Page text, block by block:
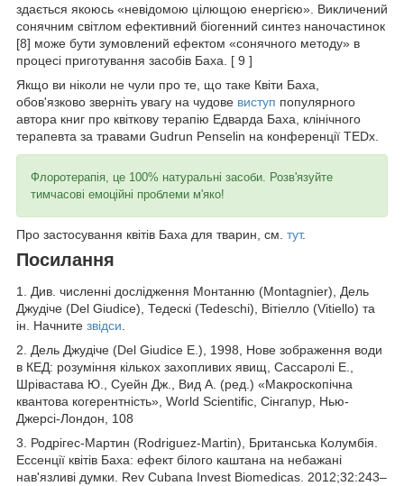
здається якоюсь «невідомою цілющою енергією». Викличений
сонячним світлом ефективний біогенний синтез наночастинок
[8] може бути зумовлений ефектом «сонячного методу» в
процесі приготування засобів Баха. [ 9 ]
Якщо ви ніколи не чули про те, що таке Квіти Баха,
обов'язково зверніть увагу на чудове виступ популярного
автора книг про квіткову терапію Едварда Баха, клінічного
терапевта за травами Gudrun Penselin на конференції TEDx.
Флоротерапія, це 100% натуральні засоби. Розв'язуйте
тимчасові емоційні проблеми м'яко!
Про застосування квітів Баха для тварин, см. тут.
Посилання
1. Див. численні дослідження Монтанню (Montagnier), Дель
Джудіче (Del Giudice), Тедескі (Tedeschi), Вітіелло (Vitiello) та
ін. Начните звідси.
2. Дель Джудіче (Del Giudice E.), 1998, Нове зображення води
в КЕД: розуміння кількох захопливих явищ, Сассаролі Е.,
Шрівастава Ю., Суейн Дж., Вид А. (ред.) «Макроскопічна
квантова когерентність», World Scientific, Сінгапур, Нью-
Джерсі-Лондон, 108
3. Родрігес-Мартин (Rodriguez-Martin), Британська Колумбія.
Ессенції квітів Баха: ефект білого каштана на небажані
нав'язливі думки. Rev Cubana Invest Biomedicas. 2012;32:243–